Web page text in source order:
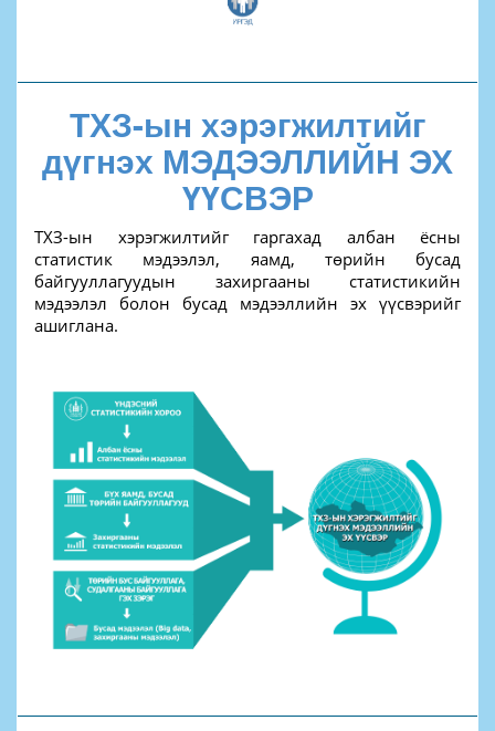
ТХЗ-ын хэрэгжилтийг
дүгнэх МЭДЭЭЛЛИЙН ЭХ
ҮҮСВЭР
ТХЗ-ын хэрэгжилтийг гаргахад албан ёсны
статистик мэдээлэл, яамд, төрийн бусад
байгууллагуудын захиргааны статистикийн
мэдээлэл болон бусад мэдээллийн эх үүсвэрийг
ашиглана.